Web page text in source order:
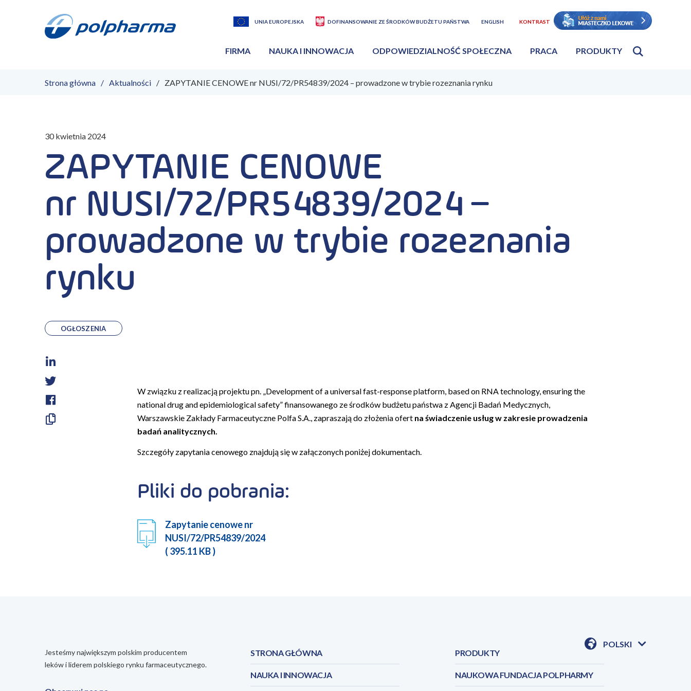
UNIA EUROPEJSKA DOFINANSOWANIE ZE ŚRODKÓW BUDŻETU PAŃSTWA ENGLISH KONTRAST
FIRMA NAUKA I INNOWACJA ODPOWIEDZIALNOŚĆ SPOŁECZNA PRACA PRODUKTY
Strona główna Aktualności ZAPYTANIE CENOWE nr NUSI/72/PR54839/2024 – prowadzone w trybie rozeznania rynku
30 kwietnia 2024
ZAPYTANIE CENOWE
nr NUSI/72/PR54839/2024 –
prowadzone w trybie rozeznania
rynku
OGŁOSZENIA
Skopiuj
W związku z realizacją projektu pn. „Development of a universal fast-response platform, based on RNA technology, ensuring the
national drug and epidemiological safety” finansowanego ze środków budżetu państwa z Agencji Badań Medycznych,
Warszawskie Zakłady Farmaceutyczne Polfa S.A., zapraszają do złożenia ofert na świadczenie usług w zakresie prowadzenia
badań analitycznych.
Szczegóły zapytania cenowego znajdują się w załączonych poniżej dokumentach.
Pliki do pobrania:
Zapytanie cenowe nr
NUSI/72/PR54839/2024
( 395.11 KB )
POLSKI
Jesteśmy największym polskim producentem
leków i liderem polskiego rynku farmaceutycznego.
STRONA GŁÓWNA
NAUKA I INNOWACJA
PRODUKTY
NAUKOWA FUNDACJA POLPHARMY